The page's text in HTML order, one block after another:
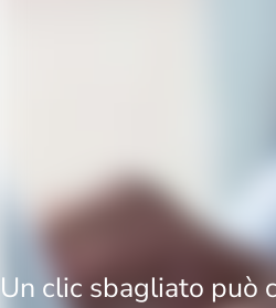
Un clic sbagliato può